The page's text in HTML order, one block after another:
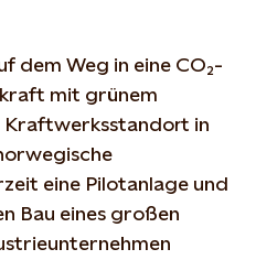
dem Weg in eine CO₂-
mit grünem
Kraftwerksstandort in
eine Pilotanlage und
Bau eines großen